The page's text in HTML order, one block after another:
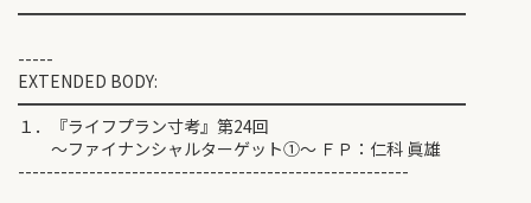
━━━━━━━━━━━━━━━━━━━━━━━━━━━
-----
EXTENDED BODY:
━━━━━━━━━━━━━━━━━━━━━━━━━━━
１．『ライフプラン寸考』第24回
～ファイナンシャルターゲット①～ ＦＰ：仁科 眞雄
-------------------------------------------------------